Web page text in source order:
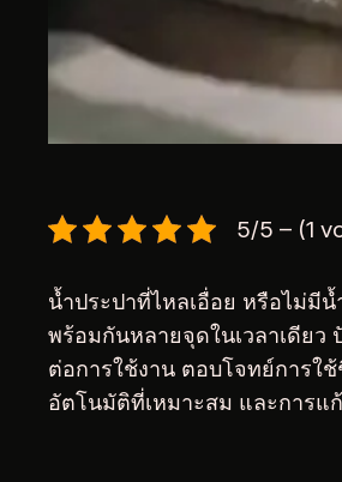
5/5 – (1
น้ำประปาที่ไหลเอื่อย หรือไม่มี
พร้อมกันหลายจุดในเวลาเดียว
ต่อการใช้งาน ตอบโจทย์การใ
อัตโนมัติที่เหมาะสม และการแ